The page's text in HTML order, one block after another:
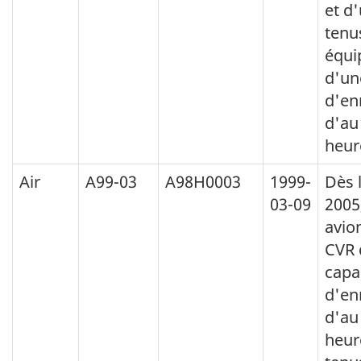
et
Air
A99-03 A98H0003
1999-
03-09
Dès